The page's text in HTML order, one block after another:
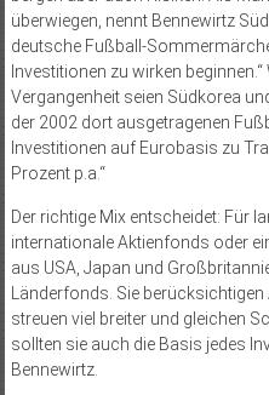
überwiegen, nennt Bennewirtz
deutsche Fußball-
Investitionen zu wirken
Vergangenheit seien Südkorea
der 2002 dort ausgetragenen
Investitionen auf Eurobasis zu
Prozent p.a.“
Der richtige Mix entscheidet: Für
internationale Aktienfonds oder
aus USA, Japan und
Länderfonds. Sie
streuen viel breiter und gleichen
sollten sie auch die Basis jedes
Bennewirtz.